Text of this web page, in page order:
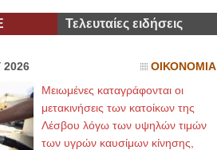
Τελευταίες ειδήσεις
ΟΙΚΟΝΟΜΙΑ
Μειωμένες καταγράφονται οι
μετακινήσεις των κατοίκων της
Λέσβου λόγω των υψηλών τιμών
των υγρών καυσίμων κίνησης,